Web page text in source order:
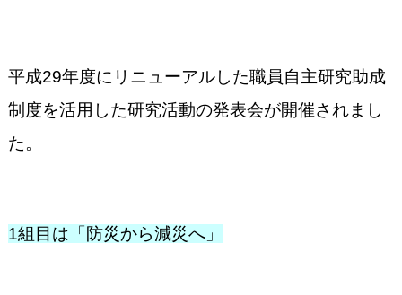
平成29年度にリニューアルした職員自主研究助成
制度を活用した研究活動の発表会が開催されまし
た。
1組目は「防災から減災へ」